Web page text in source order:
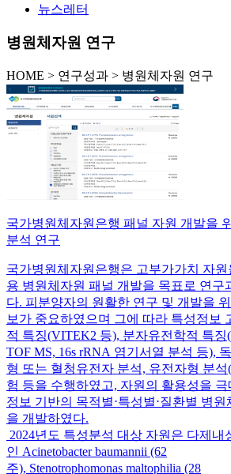
뉴스레터
병원체자원 연구
HOME > 연구성과 > 병원체자원 연구
국가병원체자원은행 패널 자원 개발을
분석 연구
국가병원체자원은행은 고부가가치 자
용 병원체자원 패널 개발을 목표로 연구
다. 피분양자의 원활한 연구 및 개발을
보가 중요하였으며 그에 따라 특성정보
적 특징(VITEK2 등), 분자유전학적 특
TOF MS, 16s rRNA 염기서열 분석 등),
형 또는 혈청유전자 분석, 유전자형 분석
험 등을 수행하였고, 자원의 활용성을
정보 기반의 목적별⋅특성별⋅질환별 병원
을 개발하였다.
2024년도 특성분석 대상 자원은 다제내
인 Acinetobacter baumannii (62
주), Stenotrophomonas maltophilia (28